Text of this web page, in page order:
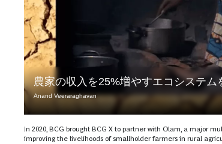
農家の収入を25%増やすエコシステム
Anand Veeraraghavan
In 2020, BCG brought BCG X to partner with Olam, a major
improving the livelihoods of smallholder farmers in rural